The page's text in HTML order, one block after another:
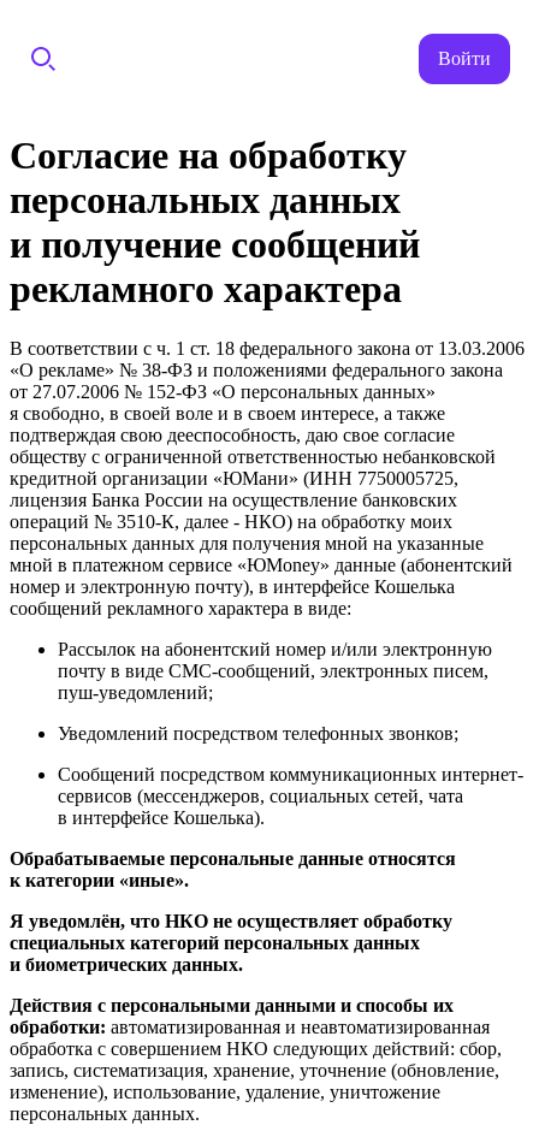
Войти
Согласие на обработку
персональных данных
и получение сообщений
рекламного характера
В соответствии с ч. 1 ст. 18 федерального закона от 13.03.2006
«О рекламе» № 38-ФЗ и положениями федерального закона
от 27.07.2006 № 152-ФЗ «О персональных данных»
я свободно, в своей воле и в своем интересе, а также
подтверждая свою дееспособность, даю свое согласие
обществу с ограниченной ответственностью небанковской
кредитной организации «ЮМани» (ИНН 7750005725,
лицензия Банка России на осуществление банковских
операций № 3510-К, далее - НКО) на обработку моих
персональных данных для получения мной на указанные
мной в платежном сервисе «ЮMoney» данные (абонентский
номер и электронную почту), в интерфейсе Кошелька
сообщений рекламного характера в виде:
Рассылок на абонентский номер и/или электронную
почту в виде СМС-сообщений, электронных писем,
пуш-уведомлений;
Уведомлений посредством телефонных звонков;
Сообщений посредством коммуникационных интернет-
сервисов (мессенджеров, социальных сетей, чата
в интерфейсе Кошелька).
Обрабатываемые персональные данные относятся
к категории «иные».
Я уведомлён, что НКО не осуществляет обработку
специальных категорий персональных данных
и биометрических данных.
Действия с персональными данными и способы их
обработки: автоматизированная и неавтоматизированная
обработка с совершением НКО следующих действий: сбор,
запись, систематизация, хранение, уточнение (обновление,
изменение), использование, удаление, уничтожение
персональных данных.